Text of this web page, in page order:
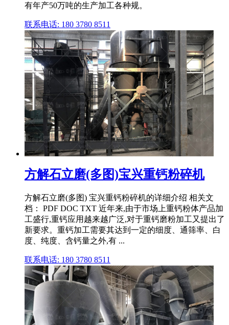
有年产50万吨的生产加工各种规。
联系电话: 180 3780 8511
方解石立磨(多图)宝兴重钙粉碎机
方解石立磨(多图) 宝兴重钙粉碎机的详细介绍 相关文
档： PDF DOC TXT 近年来,由于市场上重钙粉体产品加
工盛行,重钙应用越来越广泛,对于重钙磨粉加工又提出了
新要求。重钙加工需要其达到一定的细度、通筛率、白
度、纯度、含钙量之外,有 ...
联系电话: 180 3780 8511